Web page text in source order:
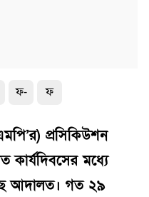
ফ- ফ
প্রসিকিউশন
কার্যদিবসের মধ্যে
আদালত। গত ২৯